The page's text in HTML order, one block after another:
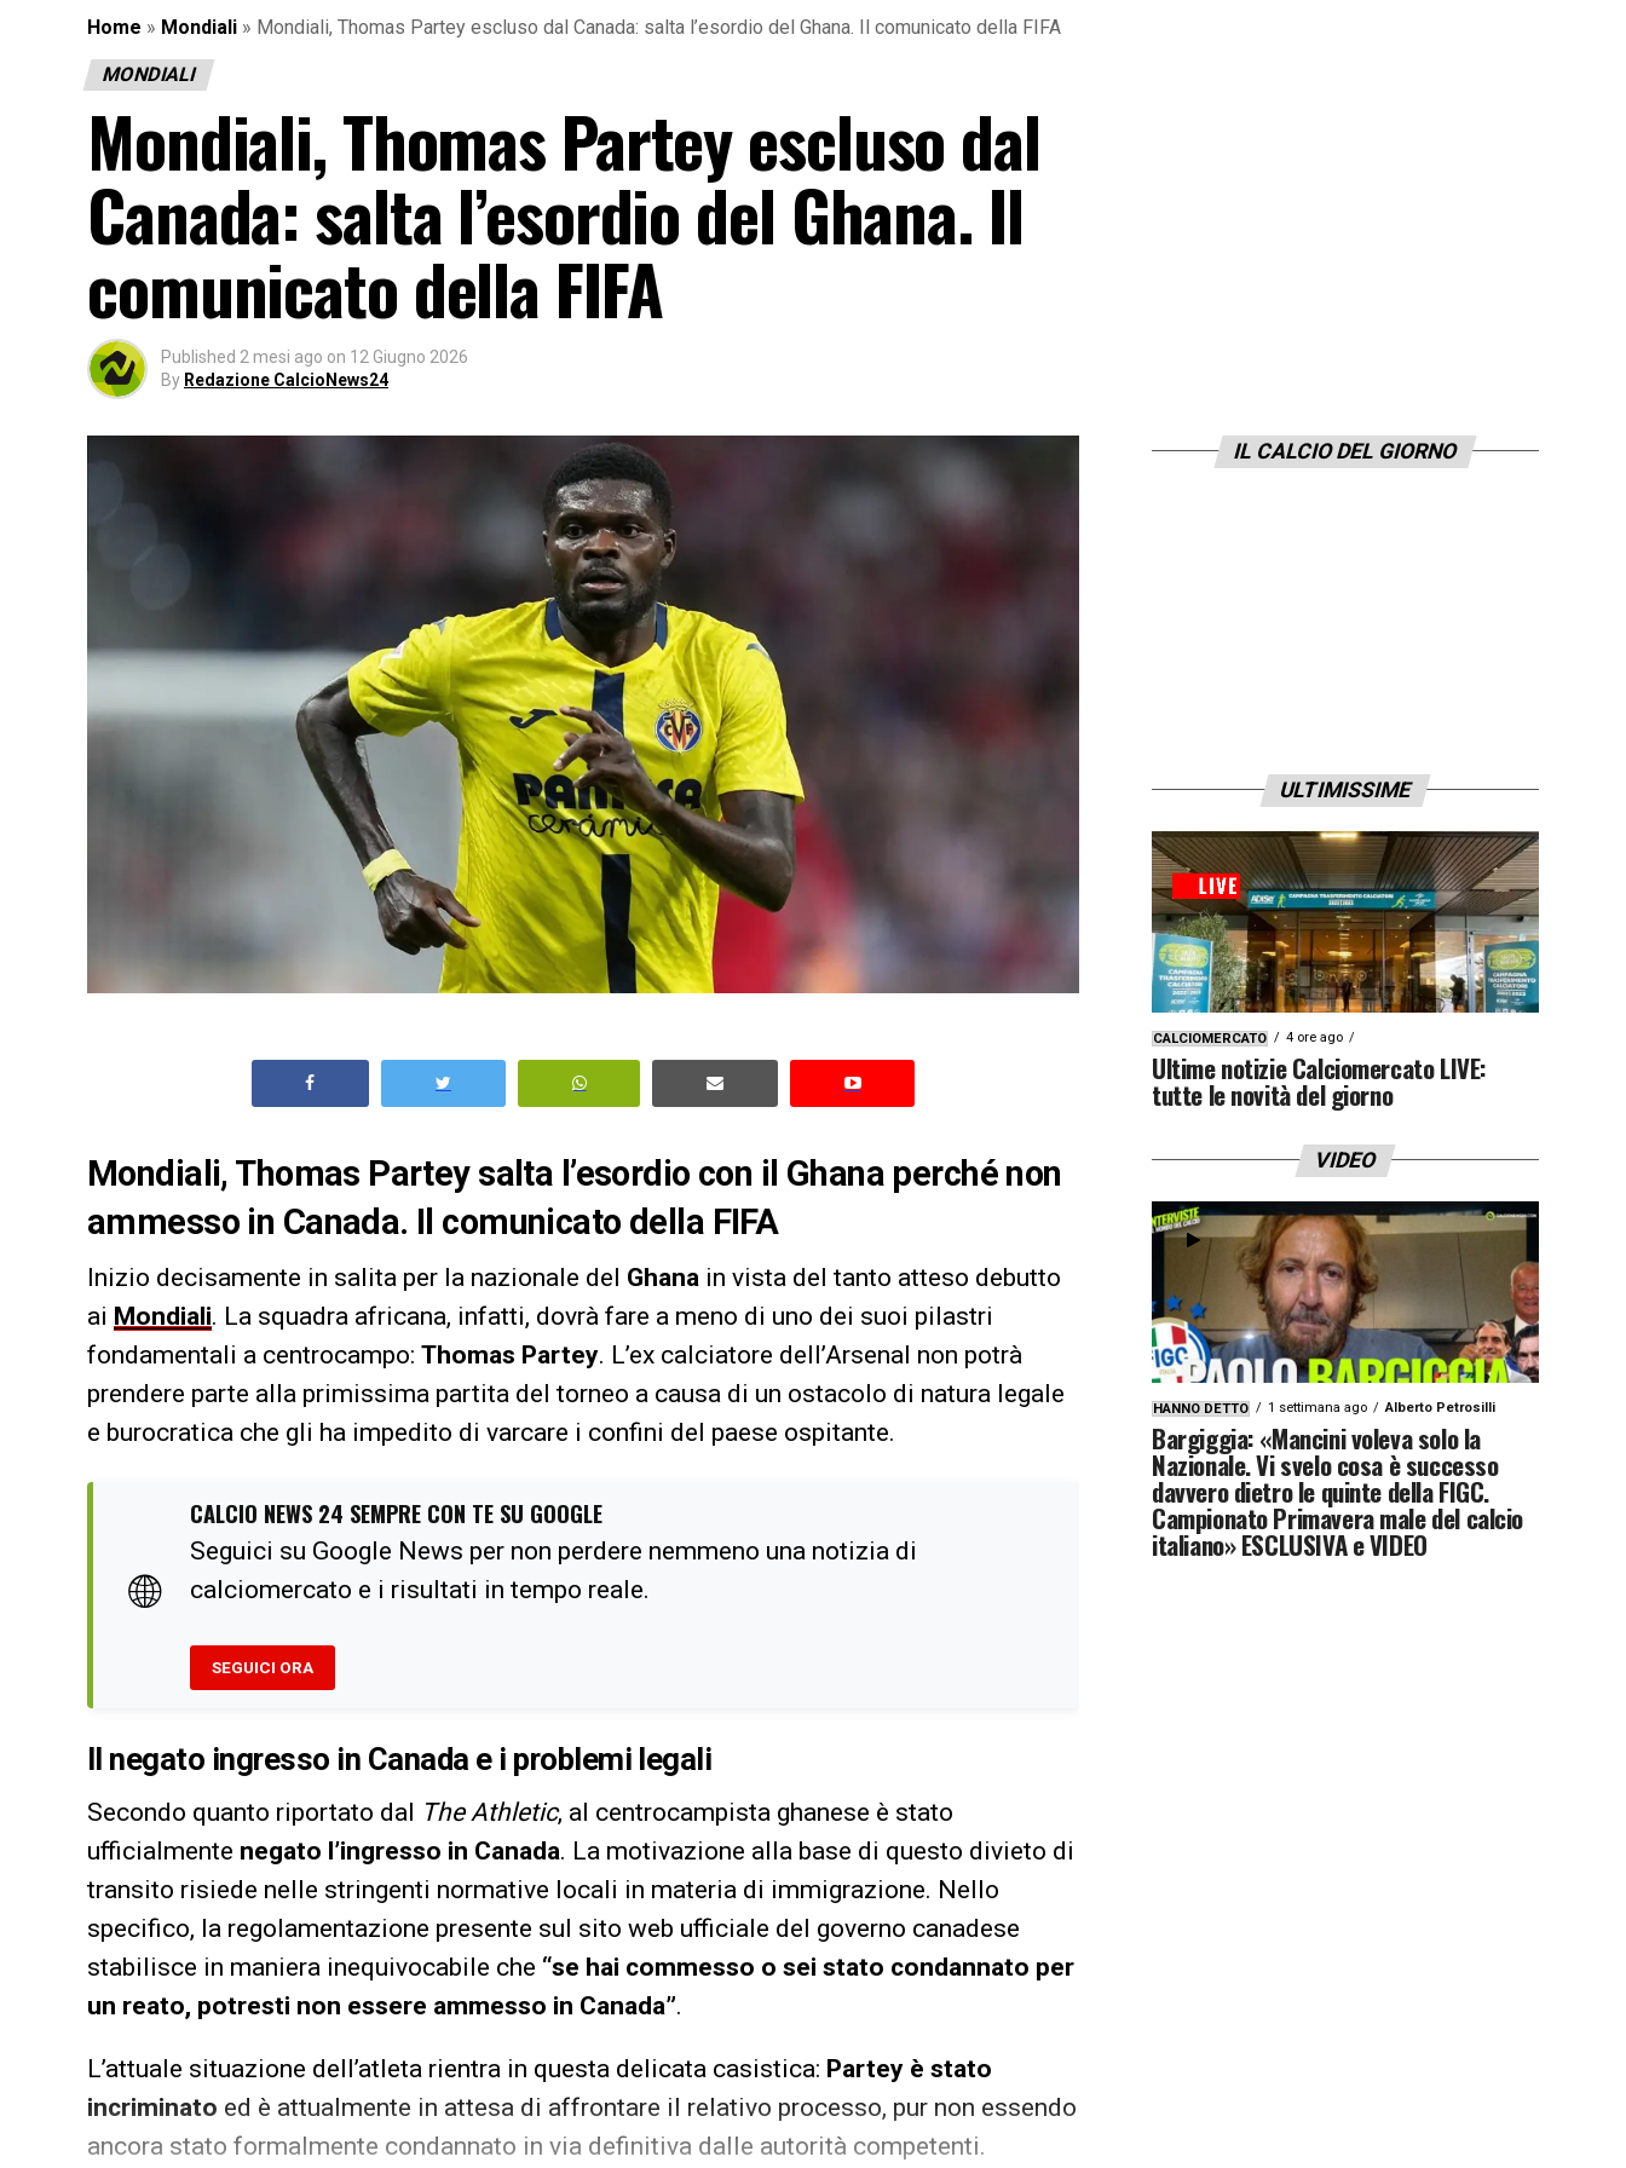
Home » Mondiali » Mondiali, Thomas Partey escluso dal Canada: salta l’esordio del Ghana. Il comunicato della FIFA
MONDIALI
Mondiali, Thomas Partey escluso dal
Canada: salta l’esordio del Ghana. Il
comunicato della FIFA
Published 2 mesi ago on 12 Giugno 2026
By Redazione CalcioNews24
Mondiali, Thomas Partey salta l’esordio con il Ghana perché non
ammesso in Canada. Il comunicato della FIFA
Inizio decisamente in salita per la nazionale del Ghana in vista del tanto atteso debutto
ai Mondiali. La squadra africana, infatti, dovrà fare a meno di uno dei suoi pilastri
fondamentali a centrocampo: Thomas Partey. L’ex calciatore dell’Arsenal non potrà
prendere parte alla primissima partita del torneo a causa di un ostacolo di natura legale
e burocratica che gli ha impedito di varcare i confini del paese ospitante.
🌐
CALCIO NEWS 24 SEMPRE CON TE SU GOOGLE
Seguici su Google News per non perdere nemmeno una notizia di
calciomercato e i risultati in tempo reale.
SEGUICI ORA
Il negato ingresso in Canada e i problemi legali
Secondo quanto riportato dal The Athletic, al centrocampista ghanese è stato
ufficialmente negato l’ingresso in Canada. La motivazione alla base di questo divieto di
transito risiede nelle stringenti normative locali in materia di immigrazione. Nello
specifico, la regolamentazione presente sul sito web ufficiale del governo canadese
stabilisce in maniera inequivocabile che “se hai commesso o sei stato condannato per
un reato, potresti non essere ammesso in Canada”.
L’attuale situazione dell’atleta rientra in questa delicata casistica: Partey è stato
incriminato ed è attualmente in attesa di affrontare il relativo processo, pur non essendo
ancora stato formalmente condannato in via definitiva dalle autorità competenti.
IL CALCIO DEL GIORNO
ULTIMISSIME
CALCIOMERCATO 4 ore ago
Ultime notizie Calciomercato LIVE:
tutte le novità del giorno
VIDEO
HANNO DETTO 1 settimana ago Alberto Petrosilli
Bargiggia: «Mancini voleva solo la
Nazionale. Vi svelo cosa è successo
davvero dietro le quinte della FIGC.
Campionato Primavera male del calcio
italiano» ESCLUSIVA e VIDEO